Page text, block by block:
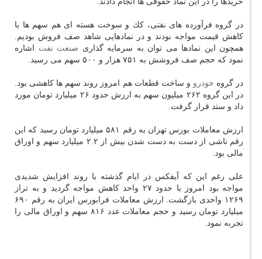
در گروه فرآورده های نفتی، كك و سوخت هسته ای هم سهم ها با
كاهش قیمت مواجه بودند و در نمادهایی شاهد صف فروش بودیم.
همچون این نمادها می توان به سرمایه گذاری صنعت نفت اشاره
نمود كه حجم صف فروشش به ۷۵۱ هزار و ۵۰۰ سهم می رسید.
در گروه خودرو و ساخت قطعات هم امروز روند سهم ها كاهشی بود.
در این گروه ۲۶۲ میلیون سهم به ارزش حدود ۲۶ میلیارد تومان مورد
داد و ستد قرار گرفت.
ارزش معاملات بورس تهران به رقم ۵۸۱ میلیارد تومان رسید كه این
رقم ناشی از دست به دست شدن بیش از ۲.۲ میلیارد سهم و اوراق
مالی بود.
علی رغم این كه آیفكس در ایام گذشته با روند افزایش شدیدی
مواجه بود امروز با حدود ۲۷ واحد كاهش مواجه گردید و به تراز
۱۲۶۹ واحدی بازگشت. ارزش معاملات فرابورس ایران به رقم ۶۹۰
میلیارد تومان رسید و حجم معاملات عدد ۸۱۶ سهم و اوراق مالی را
تجربه نمود.